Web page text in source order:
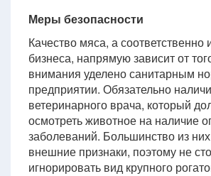
Меры безопасности
Качество мяса, а соответственно
бизнеса, напрямую зависит от
внимания уделено санитарным
предприятии. Обязательно
ветеринарного врача, который
осмотреть животное на наличие
заболеваний. Большинство из
внешние признаки, поэтому не
игнорировать вид крупного